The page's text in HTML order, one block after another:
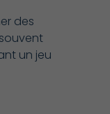
des
un jeu